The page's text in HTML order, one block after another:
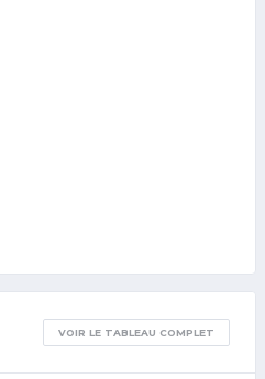
VOIR LE TABLEAU COMPLET